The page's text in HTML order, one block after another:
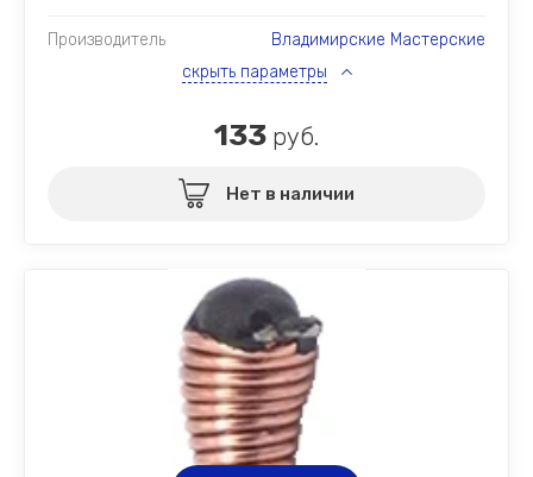
Производитель
Владимирские Мастерские
скрыть параметры
133 руб.
Нет в наличии